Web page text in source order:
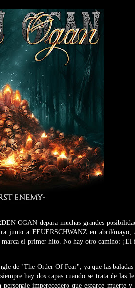
OGAN depara muchas grandes
junto a FEUERSCHWANZ en abril/mayo,
el primer hito. No hay otro camino: ¡El
de "The Order Of Fear", ya que las
hay dos capas cuando se trata de las
imperecedero que esparce muerte